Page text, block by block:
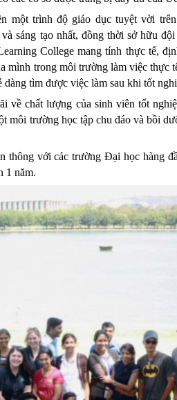
một trình độ giáo dục tuyệt vời
sáng tạo nhất, đồng thời sở hữu
College mang tính thực tế,
mình trong môi trường làm việc thực
tìm được việc làm sau khi tốt
về chất lượng của sinh viên tốt
môi trường học tập chu đáo và bồi
với các trường Đại học hàng
1 năm.